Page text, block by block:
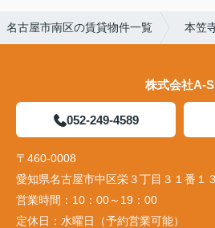
名古屋市南区の賃貸物件一覧 本笠
株式会社A-S
052-249-4589
〒460-0008
愛知県名古屋市中区栄３丁目３１番１
営業時間： 10：00～19：00
定休日： 水曜日（予約営業可能）